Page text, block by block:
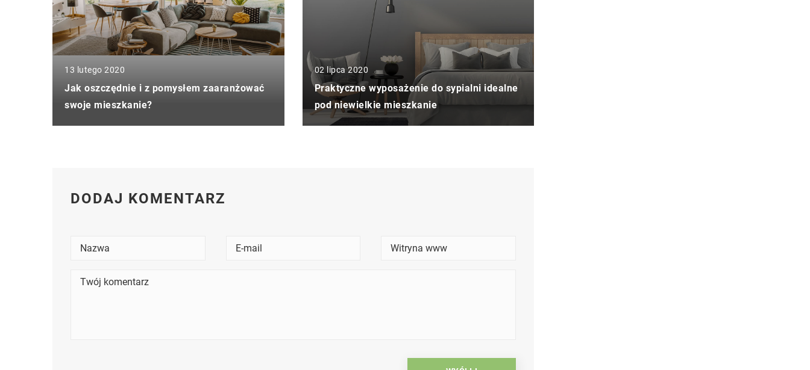
13 lutego 2020
Jak oszczędnie i z pomysłem zaaranżować
swoje mieszkanie?
02 lipca 2020
Praktyczne wyposażenie do sypialni idealne
pod niewielkie mieszkanie
DODAJ KOMENTARZ